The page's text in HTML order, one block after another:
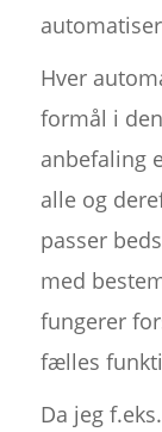
Hver
formål i
anbefaling
alle og
passer
med
fungerer
fælles
Da jeg